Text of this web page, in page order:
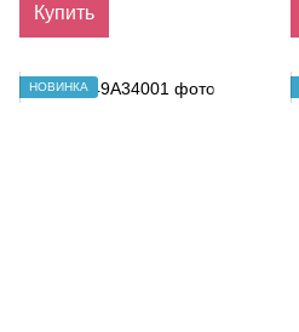
Купить
НОВИНКА